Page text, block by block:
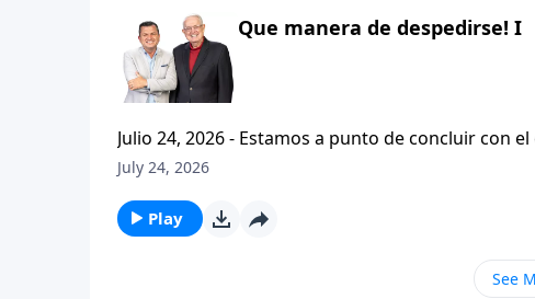
Que manera de despedirse! I
Julio 24, 2026 - Estamos a punto de concluir con
tesalonicenses titulado: Cristianismo Contagioso. En este escrito vemos una despedida franca. En lugar de
a sus hijos espirituales con una bendicion que
July 24, 2026
Play
See